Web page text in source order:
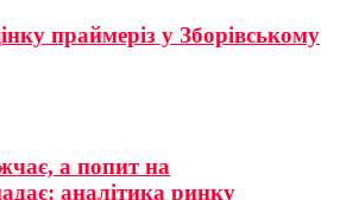
праймеріз у Зборівському
а попит на
аналітика ринку